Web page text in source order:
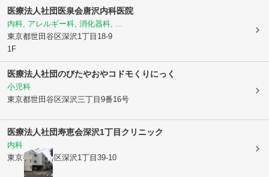
医療法人社団医泉会唐沢内科医院
内科, アレルギー科, 消化器科, ...
東京都世田谷区深沢1丁目18-9
1F
医療法人社団のびたやおやコドモくりにっく
小児科
東京都世田谷区深沢三丁目9番16号
医療法人社団寿恵会深沢1丁目クリニック
内科
東京都世田谷区深沢1丁目39-10